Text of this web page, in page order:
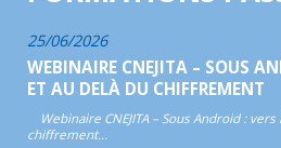
25/06/2026
WEBINAIRE CNEJITA – SOUS
ET AU DELÀ DU CHIFFREMENT
Webinaire CNEJITA – Sous Android :
chiffrement…